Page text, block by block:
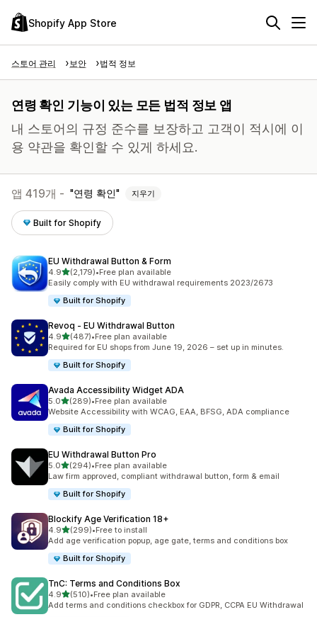
Shopify App Store
스토어 관리 보안 법적 정보
연령 확인 기능이 있는 모든 법적 정보 앱
내 스토어의 규정 준수를 보장하고 고객이 적시에 이
용 약관을 확인할 수 있게 하세요.
앱 419개 - 연령 확인 지우기
Built for Shopify
EU Withdrawal Button & Form
4.9별 5개 중
(2,179)
총 리뷰 2179개
•Free plan available
Easily comply with EU withdrawal requirements 2023/2673
Built for Shopify
Revoq ‑ EU Withdrawal Button
4.9별 5개 중
(487)
총 리뷰 487개
•Free plan available
Required for EU shops from June 19, 2026 – set up in minutes.
Built for Shopify
Avada Accessibility Widget ADA
5.0별 5개 중
(289)
총 리뷰 289개
•Free plan available
Website Accessibility with WCAG, EAA, BFSG, ADA compliance
Built for Shopify
EU Withdrawal Button Pro
5.0별 5개 중
(294)
총 리뷰 294개
•Free plan available
Law firm approved, compliant withdrawal button, form & email
Built for Shopify
Blockify Age Verification 18+
4.9별 5개 중
(299)
총 리뷰 299개
•Free to install
Add age verification popup, age gate, terms and conditions box
Built for Shopify
TnC: Terms and Conditions Box
4.9별 5개 중
(510)
총 리뷰 510개
•Free plan available
Add terms and conditions checkbox for GDPR, CCPA EU Withdrawal